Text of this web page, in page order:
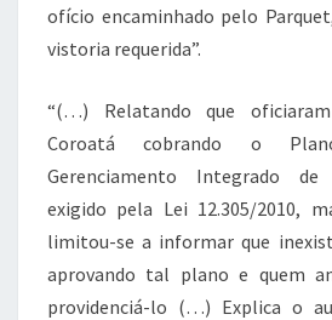
ofício encaminhado pelo
vistoria requerida”.
“(…) Relatando que
Coroatá cobrando o
Gerenciamento Integrado de
exigido pela Lei 12.305/2010,
limitou-se a informar que
aprovando tal plano e quem
providenciá-lo (…) Explica o